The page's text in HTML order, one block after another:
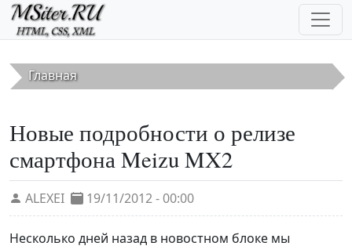
Перейти к основному содержанию
Главная
Новые подробности о релизе
смартфона Meizu MX2
ALEXEI 19/11/2012 - 00:00
Несколько дней назад в новостном блоке мы